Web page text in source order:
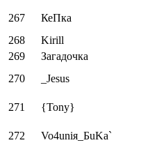
267 КеПка
268
Kirill
269
Загадочка
270
_Jesus
271 {Tony}
272 Vo4uniя_БuKa`